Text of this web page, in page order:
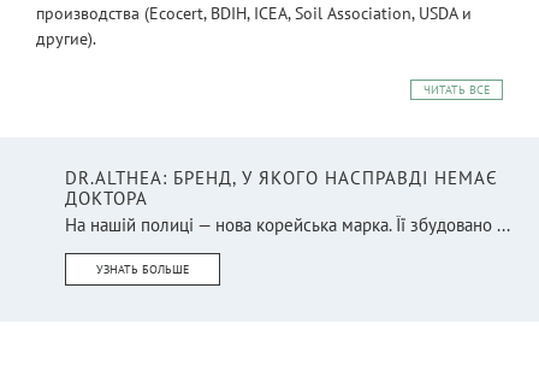
производства (Ecocert, BDIH, ICEA, Soil Association, USDA и
другие).
ЧИТАТЬ ВСЕ
DR.ALTHEA: БРЕНД, У ЯКОГО НАСПРАВДІ НЕМАЄ
ДОКТОРА
На нашій полиці — нова корейська марка. Її збудовано ...
УЗНАТЬ БОЛЬШЕ